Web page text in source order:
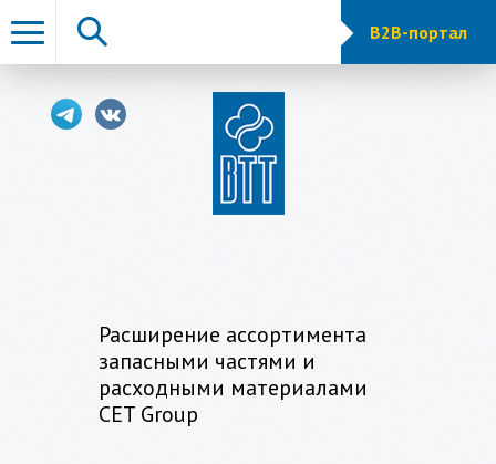
Расширение ассортимента
запасными частями и
расходными материалами
CET Group
персональный менеджер
B2B-портал